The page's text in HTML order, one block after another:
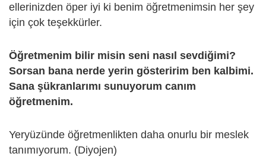
ellerinizden öper iyi ki benim öğretmenimsin her şey
için çok teşekkürler.
Öğretmenim bilir misin seni nasıl sevdiğimi?
Sorsan bana nerde yerin gösteririm ben kalbimi.
Sana şükranlarımı sunuyorum canım
öğretmenim.
Yeryüzünde öğretmenlikten daha onurlu bir meslek
tanımıyorum. (Diyojen)